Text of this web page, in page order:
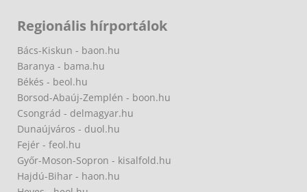
Regionális hírportálok
Bács-Kiskun - baon.hu
Baranya - bama.hu
Békés - beol.hu
Borsod-Abaúj-Zemplén - boon.hu
Csongrád - delmagyar.hu
Dunaújváros - duol.hu
Fejér - feol.hu
Győr-Moson-Sopron - kisalfold.hu
Hajdú-Bihar - haon.hu